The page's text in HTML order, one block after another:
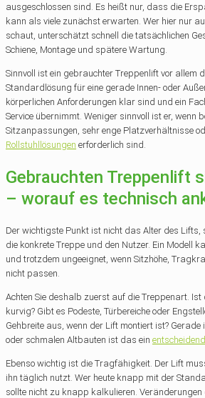
ausgeschlossen sind. Es heißt nur, dass die
kann als viele zunächst erwarten. Wer hier nur
schaut, unterschätzt schnell die tatsächlichen
Schiene, Montage und spätere Wartung.
Sinnvoll ist ein gebrauchter Treppenlift vor allem
Standardlösung für eine gerade Innen- oder
körperlichen Anforderungen klar sind und ein
Service übernimmt. Weniger sinnvoll ist er, wenn
Sitzanpassungen, sehr enge Platzverhältnisse
Rollstuhllösungen erforderlich sind.
Gebrauchten Treppenlift
– worauf es technisch
Der wichtigste Punkt ist nicht das Alter des Lifts,
die konkrete Treppe und den Nutzer. Ein Modell
und trotzdem ungeeignet, wenn Sitzhöhe,
nicht passen.
Achten Sie deshalb zuerst auf die Treppenart. Ist
kurvig? Gibt es Podeste, Türbereiche oder
Gehbreite aus, wenn der Lift montiert ist?
oder schmalen Altbauten ist das ein
Ebenso wichtig ist die Tragfähigkeit. Der Lift
ihn täglich nutzt. Wer heute knapp mit der
sollte nicht zu knapp kalkulieren.